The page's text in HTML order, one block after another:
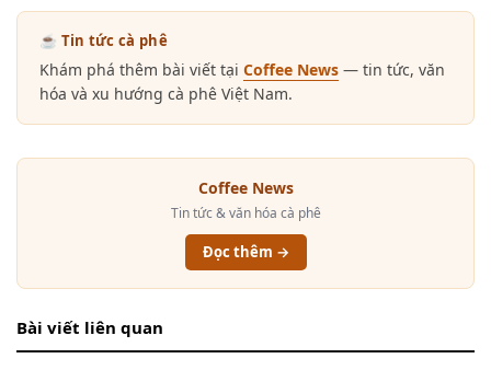
☕ Tin tức cà phê
Khám phá thêm bài viết tại Coffee News — tin tức, văn
hóa và xu hướng cà phê Việt Nam.
Coffee News
Tin tức & văn hóa cà phê
Đọc thêm →
Bài viết liên quan